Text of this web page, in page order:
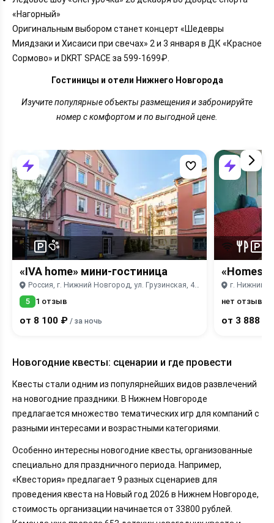
«Нагорный»
Оригинальным выбором станет концерт «Шедевры
Миядзаки и Хисаиси при свечах» 2 и 3 января в ДК «Красное
Сормово» и DKRT SPACE за 599-1699₽.
Гостиницы и отели Нижнего Новгорода
Изучите популярные объекты размещения и забронируйте
номер с комфортом и по выгодной цене.
«IVA home» мини-гостиница
Россия, г. Нижний Новгород, ул. Грузинская, 41Б
5 1 отзыв
от 8 100 ₽ / за ночь
нет отзывов
от 3 888 ₽
Новогодние квесты: сценарии и где провести
Квесты стали одним из популярнейших видов развлечений
на новогодние праздники. В Нижнем Новгороде
предлагается множество тематических игр для компаний с
разными интересами и возрастными категориями.
Особенно интересны новогодние квесты, организованные
специально для праздничного периода. Например,
«Квестория» предлагает 9 разных сценариев для
проведения квеста на Новый год 2026 в Нижнем Новгороде,
стоимость организации начинается от 33800 рублей.